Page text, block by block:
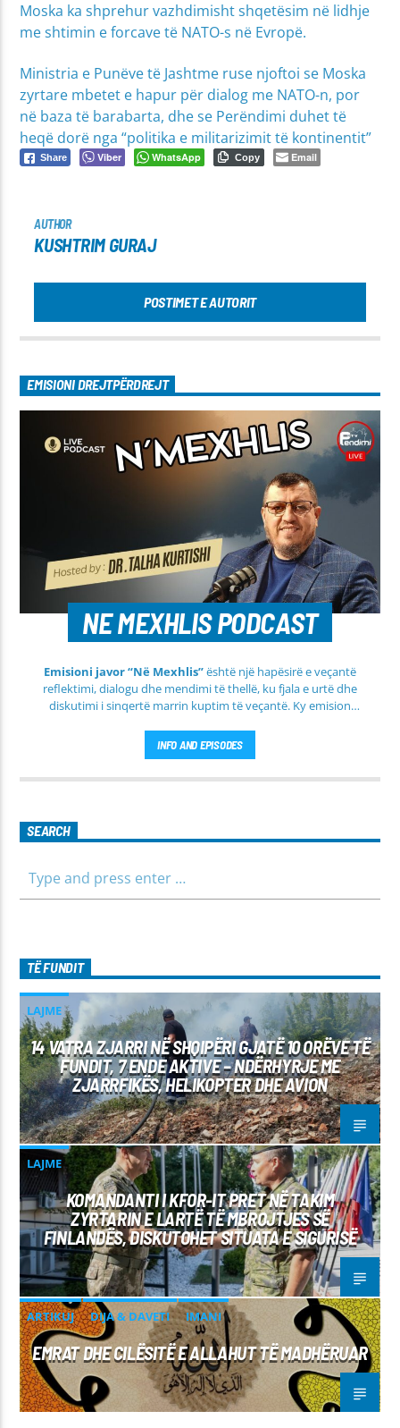
Moska ka shprehur vazhdimisht shqetësim në lidhje
me shtimin e forcave të NATO-s në Evropë.
Ministria e Punëve të Jashtme ruse njoftoi se Moska
zyrtare mbetet e hapur për dialog me NATO-n, por
në baza të barabarta, dhe se Perëndimi duhet të
heqë dorë nga “politika e militarizimit të kontinentit”
Share Viber WhatsApp Copy Email
AUTHOR
KUSHTRIM GURAJ
POSTIMET E AUTORIT
EMISIONI DREJTPËRDREJT
NE MEXHLIS PODCAST
Emisioni javor “Në Mexhlis”është një hapësirë e veçantë
reflektimi, dialogu dhe mendimi të thellë, ku fjala e urtë dhe
diskutimi i sinqertë marrin kuptim të veçantë. Ky emision
publiku një formë komunikimi të hapur, të qetë dhe shumë
përmbajtësore
INFO AND EPISODES
SEARCH
TË FUNDIT
LAJME
14 VATRA ZJARRI NË SHQIPËRI GJATË 10 ORËVE TË
FUNDIT, 7 ENDE AKTIVE – NDËRHYRJE ME
ZJARRFIKËS, HELIKOPTER DHE AVION
LAJME
KOMANDANTI I KFOR-IT PRET NË TAKIM
ZYRTARIN E LARTË TË MBROJTJES SË
FINLANDËS, DISKUTOHET SITUATA E SIGURISË
ARTIKUJ DIJA & DAVETI IMANI
EMRAT DHE CILËSITË E ALLAHUT TË MADHËRUAR